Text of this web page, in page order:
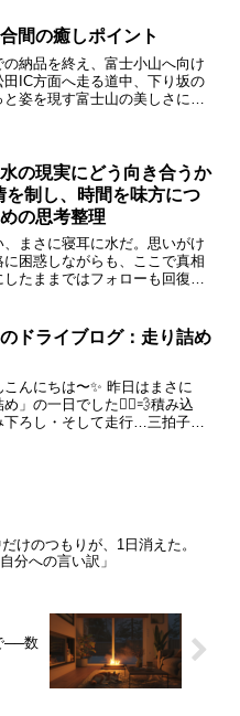
面から掘り下げていく。心理的
効果やアコースティックギタ
表現の可能性も紹介しながら、
身の「朝のインスピレーショ
けるヒントをお届けしたい。
時に回しながら過ごす毎日
の自分では想像もできなかった
。それでも続けられているの
してくれる仲間がいるから。本
合えば、夢を語っても笑われる
したが、流れの中で形を変え、
輩と一対一で向き合う貴重な時
だくことになりました。私の行
気にかけてくれていたことに
され、ありがたさが胸に残りま
て来年は、新たな挑戦として
7日、梅田オフィスの日替わり
節目の今、皆さんも“ちょうどい
考えてみませんか。
間の癒しポイント
の納品を終え、富士小山へ向け
田IC方面へ走る道中、下り坂の
姿を現す富士山の美しさに思
て山間を抜ける国道246号では、
いた谷間を走り抜ける景色が続
で京都のトロッコ列車に乗って
風情あるひととき。仕事の移
ら、自然が与えてくれる癒しに
けていくのを感じました。やが
分から気を引き締めて積み込み
全運行で終えられたことに感謝
今日もまた道の景色に励まされ
た。
の現実にどう向き合うか
制し、時間を味方につ
の思考整理
、まさに寝耳に水だ。思いがけ
に困惑しながらも、ここで真相
したままではフォローも回復も
あるのなら、何らかの手立てを
きだろう。役職のない立場では
手を打つのは難しいが、感情
コントロールすることはでき
は自分なりに考え得る行動を整
を正直に伝えたうえで、相手
って時間を稼ぐ選択も必要だろ
あれば心も整い、次の一手を
ドライブログ：走り詰め
こんにちは〜✨ 昨日はまさに
め」の一日でした🏃‍♂️💨積み込
下ろし・そして走行…三拍子そ
だけのつもりが、1日消えた。
分への言い訳」
──数